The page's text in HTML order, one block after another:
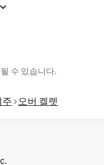
수 있습니다.
오버 켈렛